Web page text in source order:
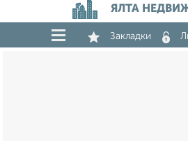
ЯЛТА
Закладки